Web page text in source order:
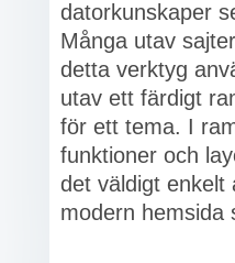
datorkunskaper
Många utav
detta verktyg
utav ett färdigt
för ett tema. I
funktioner och
det väldigt enkelt
modern hemsida